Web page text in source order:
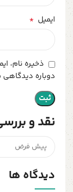
نقد و
دیدگاه ها
ایمیل *
ذخیره نام،
دوباره